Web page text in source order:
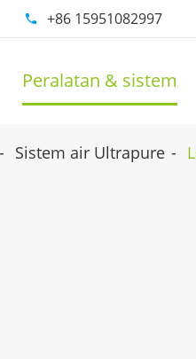
 +86 15951082997
Peralatan & sistem
Sistem air Ultrapure